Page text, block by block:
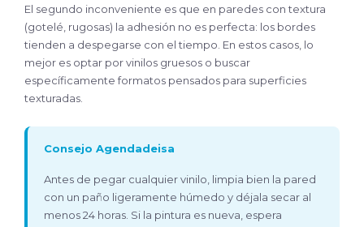
El segundo inconveniente es que en paredes con textura
(gotelé, rugosas) la adhesión no es perfecta: los bordes
tienden a despegarse con el tiempo. En estos casos, lo
mejor es optar por vinilos gruesos o buscar
específicamente formatos pensados para superficies
texturadas.
Consejo Agendadeisa
Antes de pegar cualquier vinilo, limpia bien la pared
con un paño ligeramente húmedo y déjala secar al
menos 24 horas. Si la pintura es nueva, espera